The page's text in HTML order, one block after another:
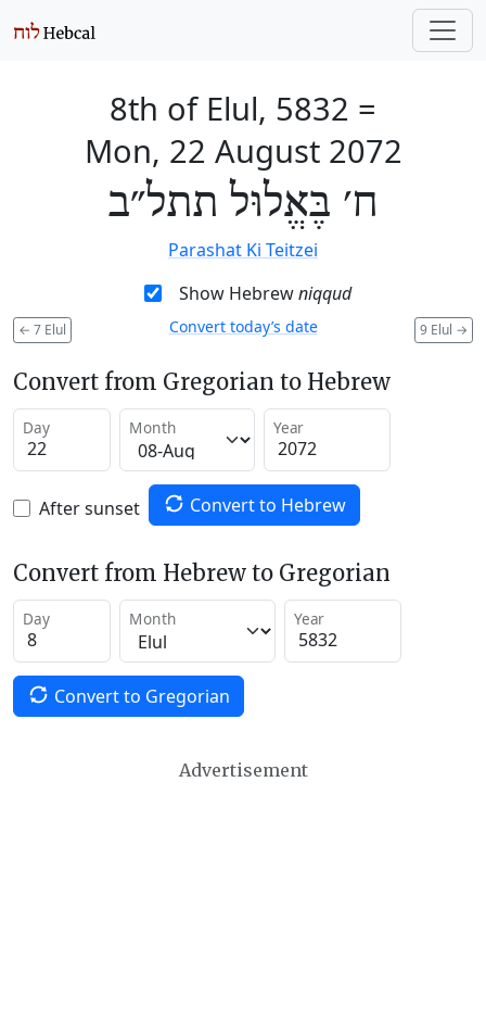
8th of Elul, 5832 =
Mon, 22 August 2072
ח׳ בֶּאֱלוּל תתל״ב
Parashat Ki Teitzei
Show Hebrewniqqud
← 7 Elul 9 Elul →
Convert today’s date
Convert from Gregorian to Hebrew
Day Month Year
After sunset Convert to Hebrew
Convert from Hebrew to Gregorian
Day Month Year
Convert to Gregorian
Advertisement